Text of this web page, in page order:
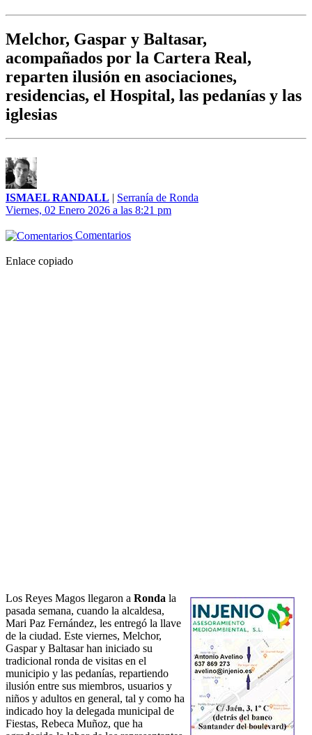
Melchor, Gaspar y Baltasar,
acompañados por la Cartera Real,
reparten ilusión en asociaciones,
residencias, el Hospital, las pedanías y las
iglesias
ISMAEL RANDALL | Serranía de Ronda
Viernes, 02 Enero 2026 a las 8:21 pm
Comentarios
Enlace copiado
Los Reyes Magos llegaron a Ronda la
pasada semana, cuando la alcaldesa,
Mari Paz Fernández, les entregó la llave
de la ciudad. Este viernes, Melchor,
Gaspar y Baltasar han iniciado su
tradicional ronda de visitas en el
municipio y las pedanías, repartiendo
ilusión entre sus miembros, usuarios y
niños y adultos en general, tal y como ha
indicado hoy la delegada municipal de
Fiestas, Rebeca Muñoz, que ha